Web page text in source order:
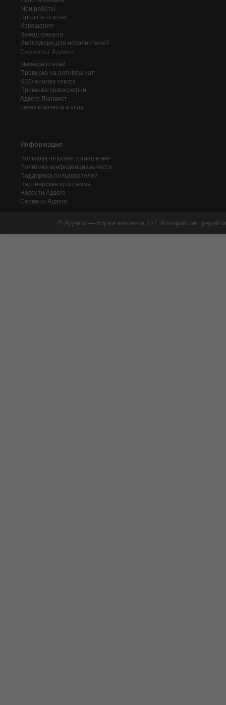
Мои работы
Продать статью
Извещения
Вывод средств
Инструкции для исполнителей
Сервисы Адвего
Магазин статей
Проверка на антиплагиат
SEO-анализ текста
Проверка орфографии
Адвего Лингвист
Заказ контента и услуг
Информация
Пользовательское соглашение
Политика конфиденциальности
Поддержка пользователей
Партнерская программа
Новости Адвего
Сервисы Адвего
© Адвего — биржа контента №1. Копирайтинг,